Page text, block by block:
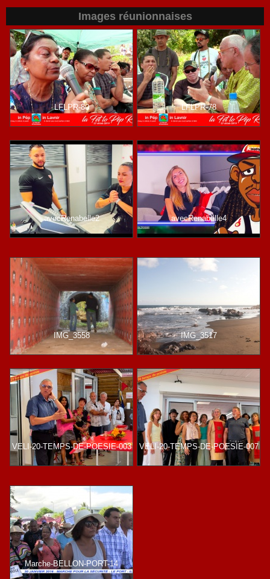
Images réunionnaises
LFLPR-80 LFLPR-78
avecRenabelle2 avecRenabelle4
IMG_3558 IMG_3517
VELI-20-TEMPS-DE-POESIE-003 VELI-20-TEMPS-DE-POESIE-007
Marche-BELLON-PORT-14